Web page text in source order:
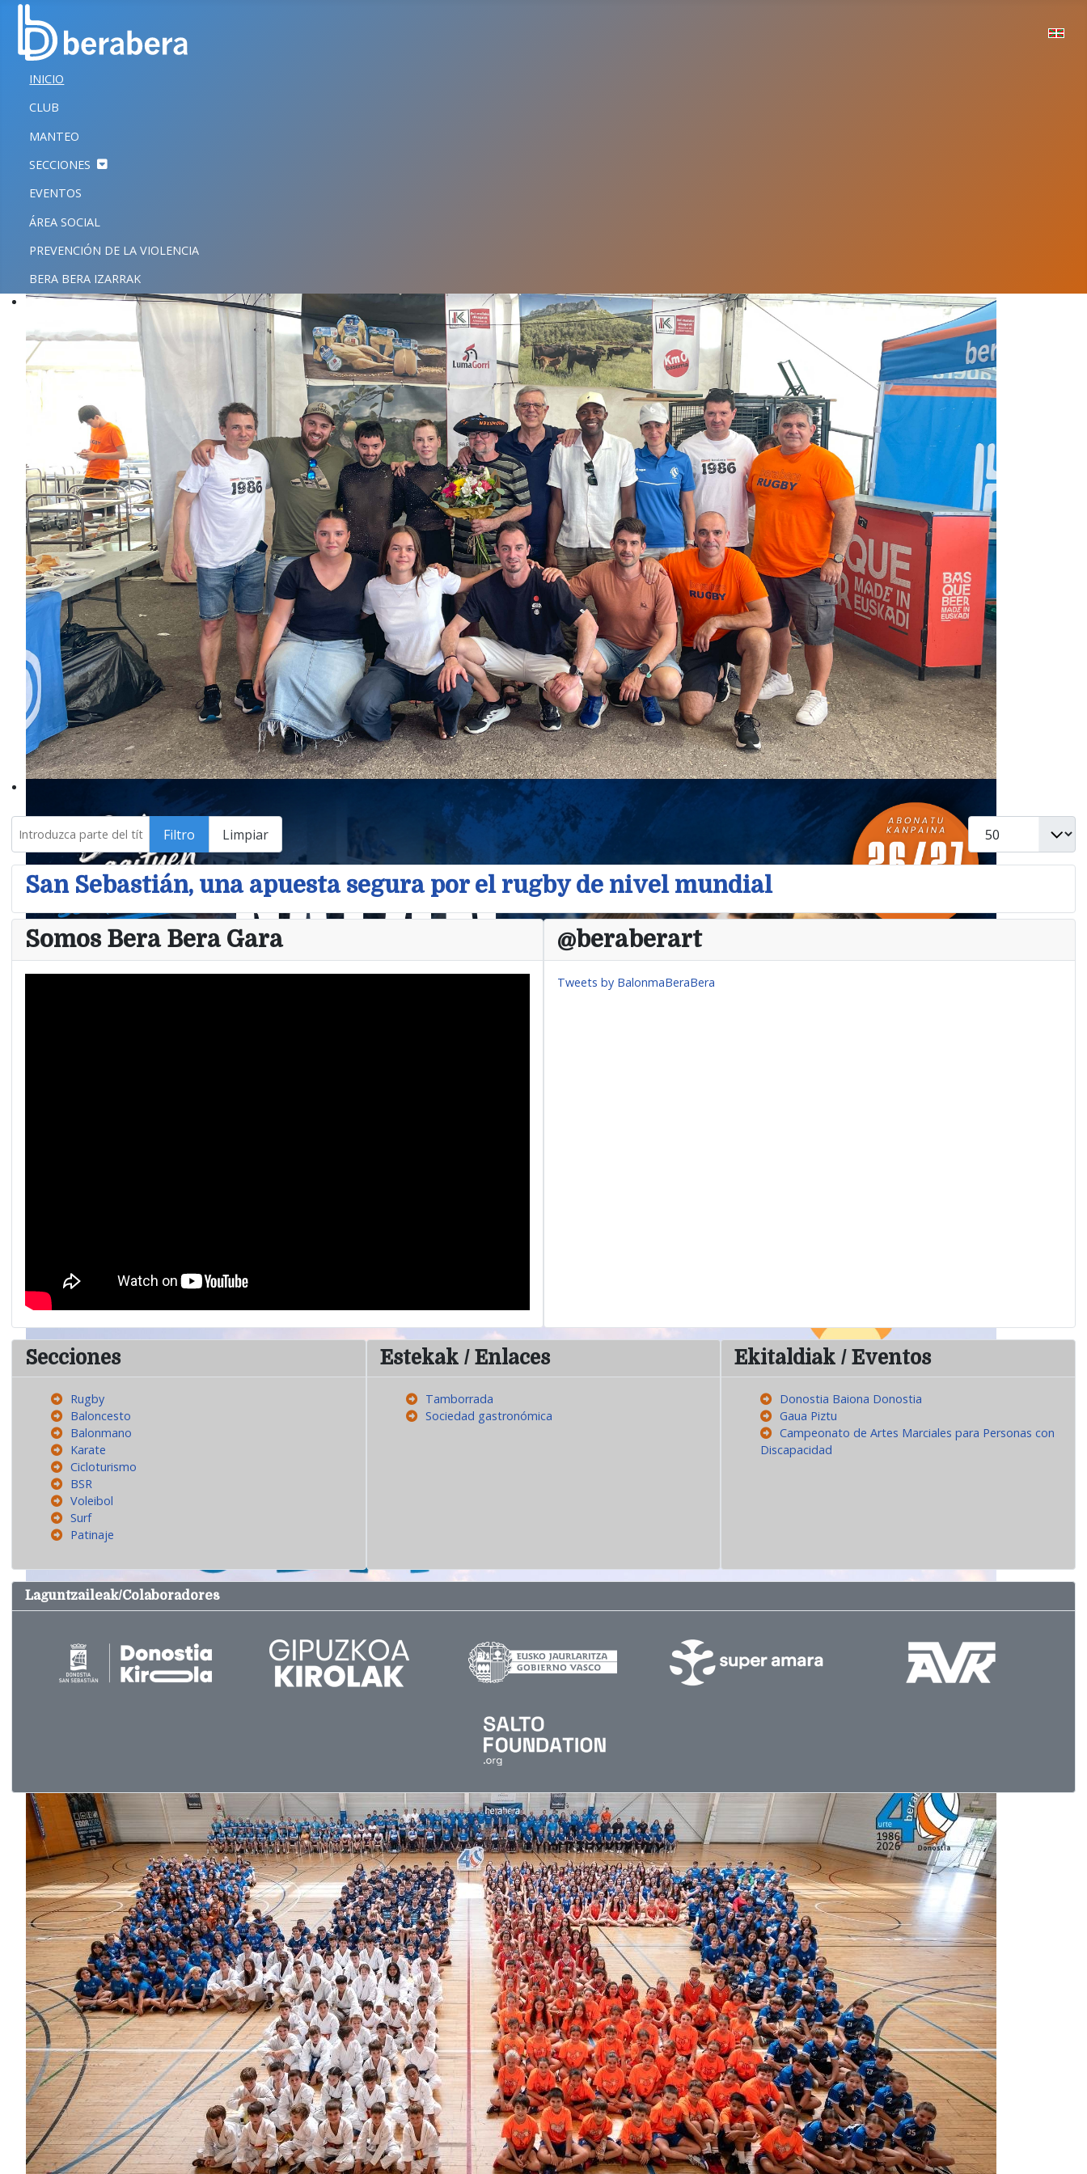
CERRAR
INICIO
CLUB
MANTEO
SECCIONES
EVENTOS
ÁREA SOCIAL
PREVENCIÓN DE LA VIOLENCIA
BERA BERA IZARRAK
INICIO
CLUB
MANTEO
SECCIONES
EVENTOS
ÁREA SOCIAL
PREVENCIÓN DE LA VIOLENCIA
BERA BERA IZARRAK
Introduzca parte del título
Filtro Limpiar
Cantidad
San Sebastián, una apuesta segura por el rugby de nivel mundial
Somos Bera Bera Gara @beraberart
Tweets by BalonmaBeraBera
Secciones
Rugby
Baloncesto
Balonmano
Karate
Cicloturismo
BSR
Voleibol
Surf
Patinaje
Estekak / Enlaces
Tamborrada
Sociedad gastronómica
Ekitaldiak / Eventos
Donostia Baiona Donostia
Gaua Piztu
Campeonato de Artes Marciales para Personas con
Discapacidad
Laguntzaileak/Colaboradores